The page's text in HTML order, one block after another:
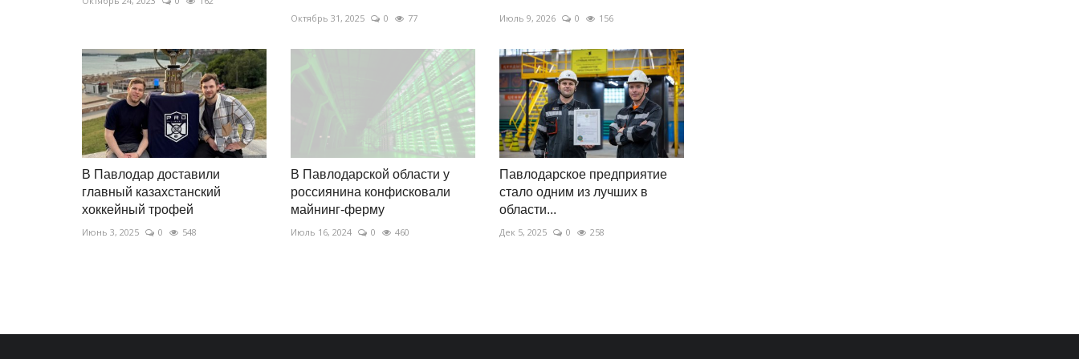
Октябрь 31, 2025 0 77 Июль 9, 2026 0 156
В Павлодар доставили
главный казахстанский
хоккейный трофей
Июнь 3, 2025 0 548
В Павлодарской области у
россиянина конфисковали
майнинг-ферму
Июль 16, 2024 0 460
Павлодарское предприятие
стало одним из лучших в
области...
Дек 5, 2025 0 258